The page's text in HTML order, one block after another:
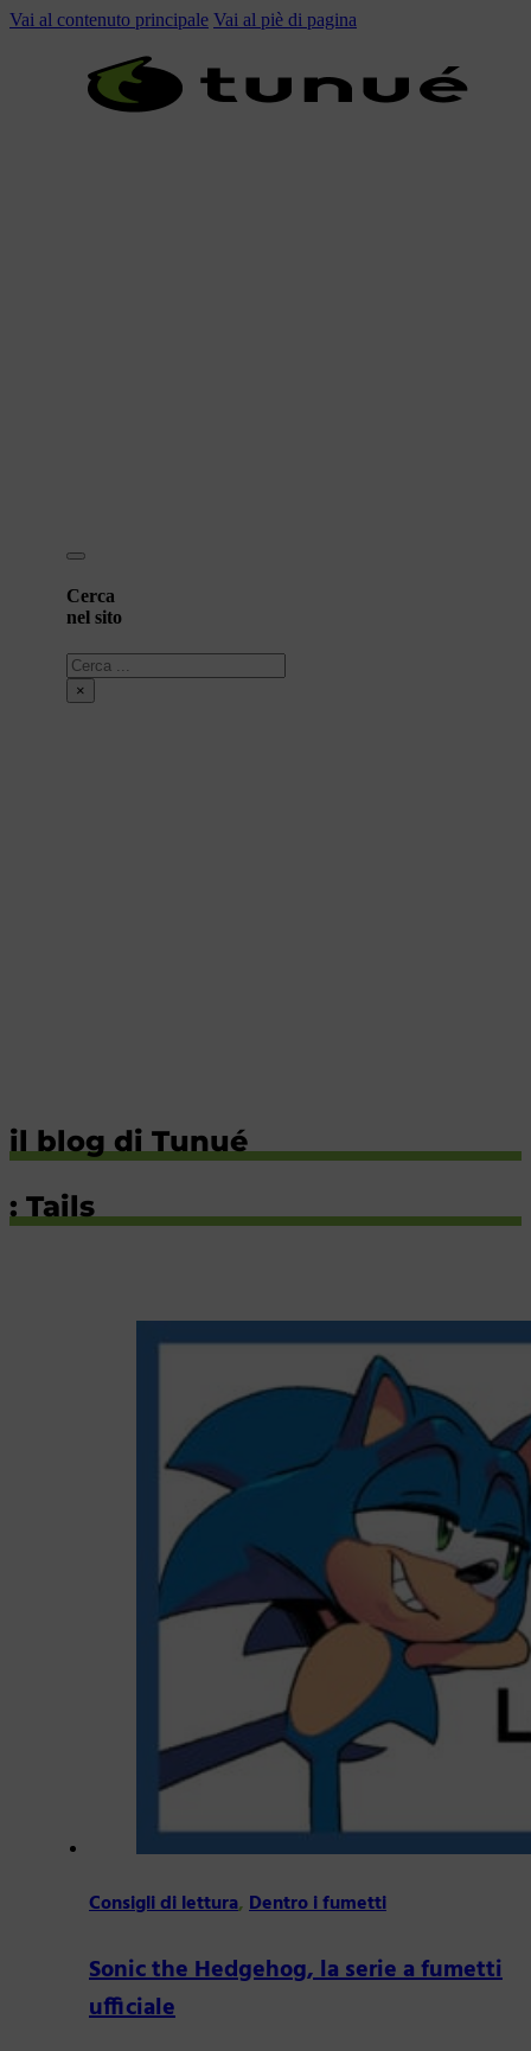
Vai al contenuto principale Vai al piè di pagina
Cerca
nel sito
Cerca
×
il blog di Tunué
: Tails
Consigli di lettura,Dentro i fumetti
Sonic the Hedgehog, la serie a fumetti
ufficiale